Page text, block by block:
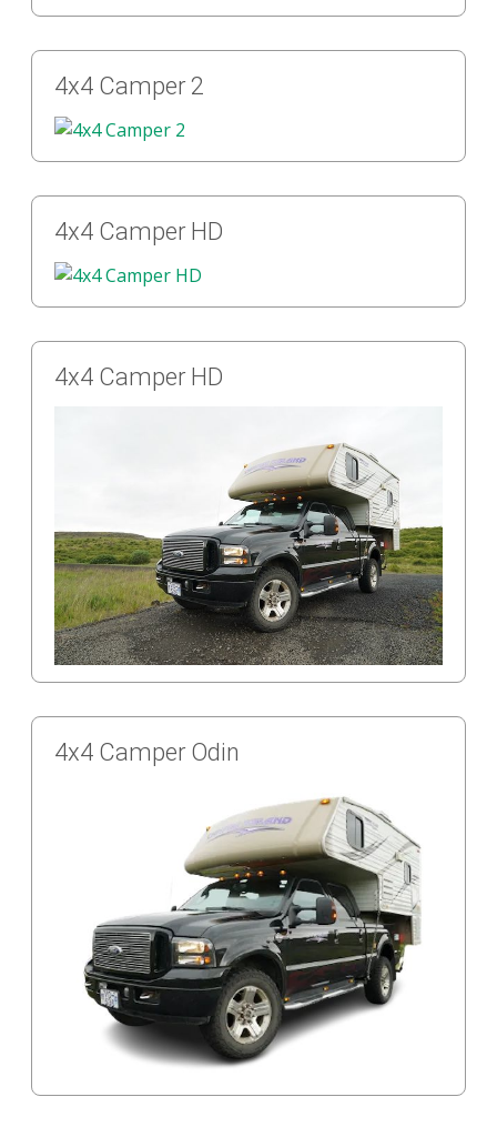
4x4 Camper 2
4x4 Camper HD
4x4 Camper HD
4x4 Camper Odin